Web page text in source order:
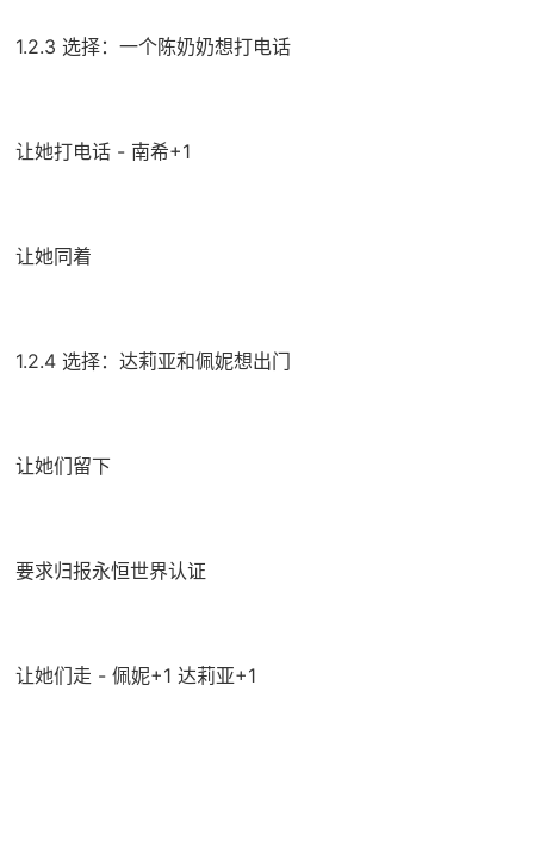
1.2.3 选择：一个陈奶奶想打电话
让她打电话 - 南希+1
让她同着
1.2.4 选择：达莉亚和佩妮想出门
让她们留下
要求归报永恒世界认证
让她们走 - 佩妮+1 达莉亚+1